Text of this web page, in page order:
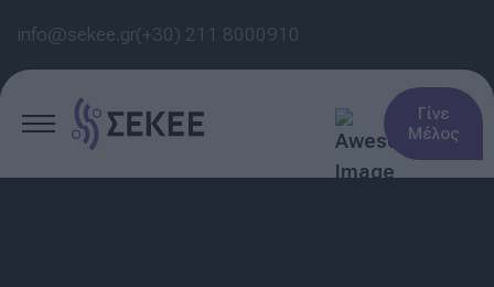
info@sekee.gr(+30) 211 8000910
Γίνε
Μέλος